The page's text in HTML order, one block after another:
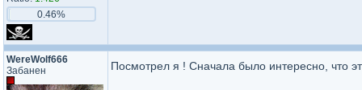
0.46%
WereWolf666
Забанен
Посмотрел я ! Сначала было интересно, что